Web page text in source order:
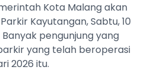
Kota Malang akan
Kayutangan, Sabtu, 10
pengunjung yang
yang telah beroperasi
2026 itu.